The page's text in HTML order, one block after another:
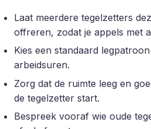
Laat meerdere tegelzetters
offreren, zodat je appels met
Kies een standaard
arbeidsuren.
Zorg dat de ruimte leeg en
de tegelzetter start.
Bespreek vooraf wie oude